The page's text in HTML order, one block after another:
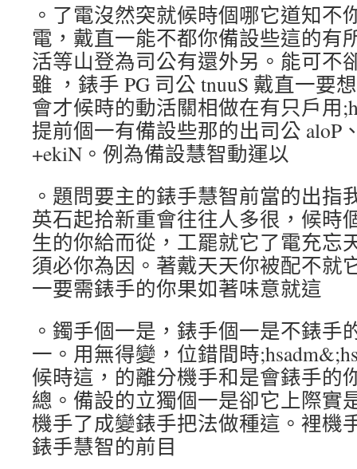
。了電沒然突就候時個哪它道知不
電，戴直一能不都你備設些這的有
活等山登為司公有還外另。能可不
雖 ，錶手 PG 司公 tnuuS 戴直一要
會才候時的動活關相做在有只戶用
提前個一有備設些那的出司公 aloP
+ekiN。例為備設慧智動運以
。題問要主的錶手慧智前當的出指
英石起拾新重會往往人多很，候時
生的你給而從，工罷就它了電充忘
須必你為因。著戴天天你被配不就
一要需錶手的你果如著味意就這
。鐲手個一是，錶手個一是不錶手
一。用無得變，位錯間時
候時這，的離分機手和是會錶手的
總。備設的立獨個一是卻它上際實
機手了成變錶手把法做種這。裡機
錶手慧智的前目